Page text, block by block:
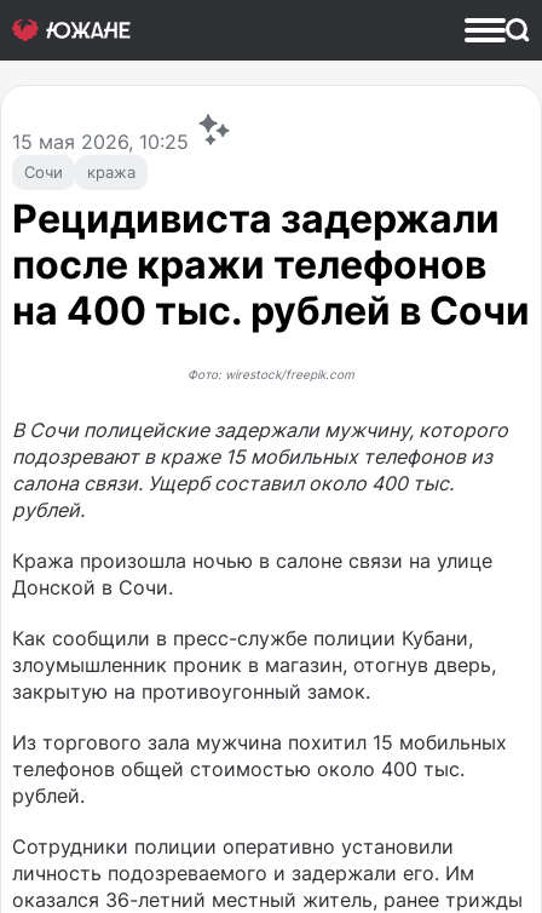
Сочи кража
15 мая 2026, 10:25
Рецидивиста задержали
после кражи телефонов
на 400 тыс. рублей в Сочи
Фото: wirestock/freepik.com
В Сочи полицейские задержали мужчину, которого
подозревают в краже 15 мобильных телефонов из
салона связи. Ущерб составил около 400 тыс.
рублей.
Кража произошла ночью в салоне связи на улице
Донской в Сочи.
Как сообщили в пресс-службе полиции Кубани,
злоумышленник проник в магазин, отогнув дверь,
закрытую на противоугонный замок.
Из торгового зала мужчина похитил 15 мобильных
телефонов общей стоимостью около 400 тыс.
рублей.
Сотрудники полиции оперативно установили
личность подозреваемого и задержали его. Им
оказался 36-летний местный житель, ранее трижды